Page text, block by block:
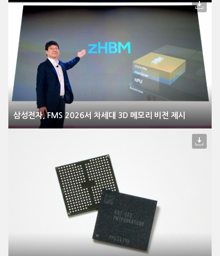
삼성전자, FMS 2026서 차세대 3D 메모리 비전 제시